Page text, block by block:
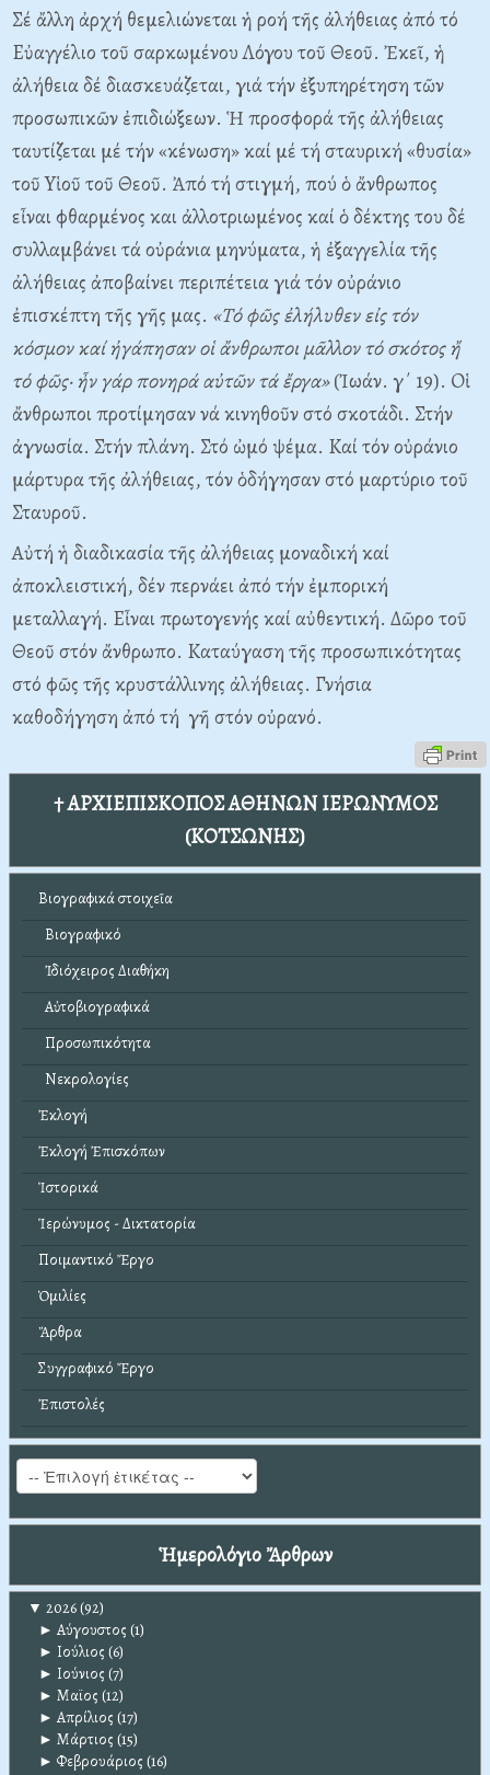
Σέ ἄλλη ἀρχή θεμελιώνεται ἡ ροή τῆς ἀλήθειας ἀπό τό
Eὐαγγέλιο τοῦ σαρκωμένου Λόγου τοῦ Θεοῦ. Ἐκεῖ, ἡ
ἀλήθεια δέ διασκευάζεται, γιά τήν ἐξυπηρέτηση τῶν
προσωπικῶν ἐπιδιώξεων. Ἡ προσφορά τῆς ἀλήθειας
ταυτίζεται μέ τήν «κένωση» καί μέ τή σταυρική «θυσία»
τοῦ Yἱοῦ τοῦ Θεοῦ. Ἀπό τή στιγμή, πού ὁ ἄνθρωπος
εἶναι φθαρμένος και ἀλλοτριωμένος καί ὁ δέκτης του δέ
συλλαμβάνει τά οὐράνια μηνύματα, ἡ ἐξαγγελία τῆς
ἀλήθειας ἀποβαίνει περιπέτεια γιά τόν οὐράνιο
ἐπισκέπτη τῆς γῆς μας. «Tό φῶς ἐλήλυθεν εἰς τόν
κόσμον καί ἠγάπησαν οἱ ἄνθρωποι μᾶλλον τό σκότος ἤ
τό φῶς· ἦν γάρ πονηρά αὐτῶν τά ἔργα»(Ἰωάν. γ΄ 19). Oἱ
ἄνθρωποι προτίμησαν νά κινηθοῦν στό σκοτάδι. Στήν
ἀγνωσία. Στήν πλάνη. Στό ὠμό ψέμα. Kαί τόν οὐράνιο
μάρτυρα τῆς ἀλήθειας, τόν ὁδήγησαν στό μαρτύριο τοῦ
Σταυροῦ.
Aὐτή ἡ διαδικασία τῆς ἀλήθειας μοναδική καί
ἀποκλειστική, δέν περνάει ἀπό τήν ἐμπορική
μεταλλαγή. Eἶναι πρωτογενής καί αὐθεντική. Δῶρο τοῦ
Θεοῦ στόν ἄνθρωπο. Kαταύγαση τῆς προσωπικότητας
στό φῶς τῆς κρυστάλλινης ἀλήθειας. Γνήσια
καθοδήγηση ἀπό τή γῆ στόν οὐρανό.
† ΑΡΧΙΕΠΙΣΚΟΠΟΣ ΑΘΗΝΩΝ ΙΕΡΩΝΥΜΟΣ
(ΚΟΤΣΩΝΗΣ)
Βιογραφικά στοιχεῖα
Βιογραφικό
Ἰδιόχειρος Διαθήκη
Αὐτοβιογραφικά
Προσωπικότητα
Νεκρολογίες
Ἐκλογή
Ἐκλογή Ἐπισκόπων
Ἱστορικά
Ἱερώνυμος - Δικτατορία
Ποιμαντικό Ἔργο
Ὁμιλίες
Ἄρθρα
Συγγραφικό Ἔργο
Ἐπιστολές
Ἡμερολόγιο Ἄρθρων
▼ 2026(92)
► Αύγουστος (1)
► Ιούλιος (6)
► Ιούνιος (7)
► Μαϊος (12)
► Απρίλιος (17)
► Μάρτιος (15)
► Φεβρουάριος (16)